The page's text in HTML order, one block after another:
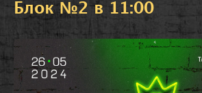
Блок №2 в 11:00